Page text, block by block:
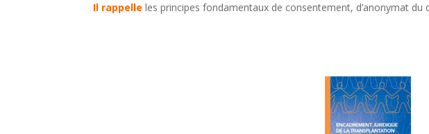
Il rappelle les principes fondamentaux de consentement, d’anonymat du